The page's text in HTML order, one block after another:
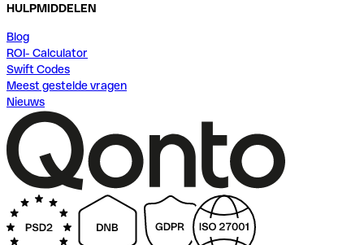
HULPMIDDELEN
Blog
ROI- Calculator
Swift Codes
Meest gestelde vragen
Nieuws